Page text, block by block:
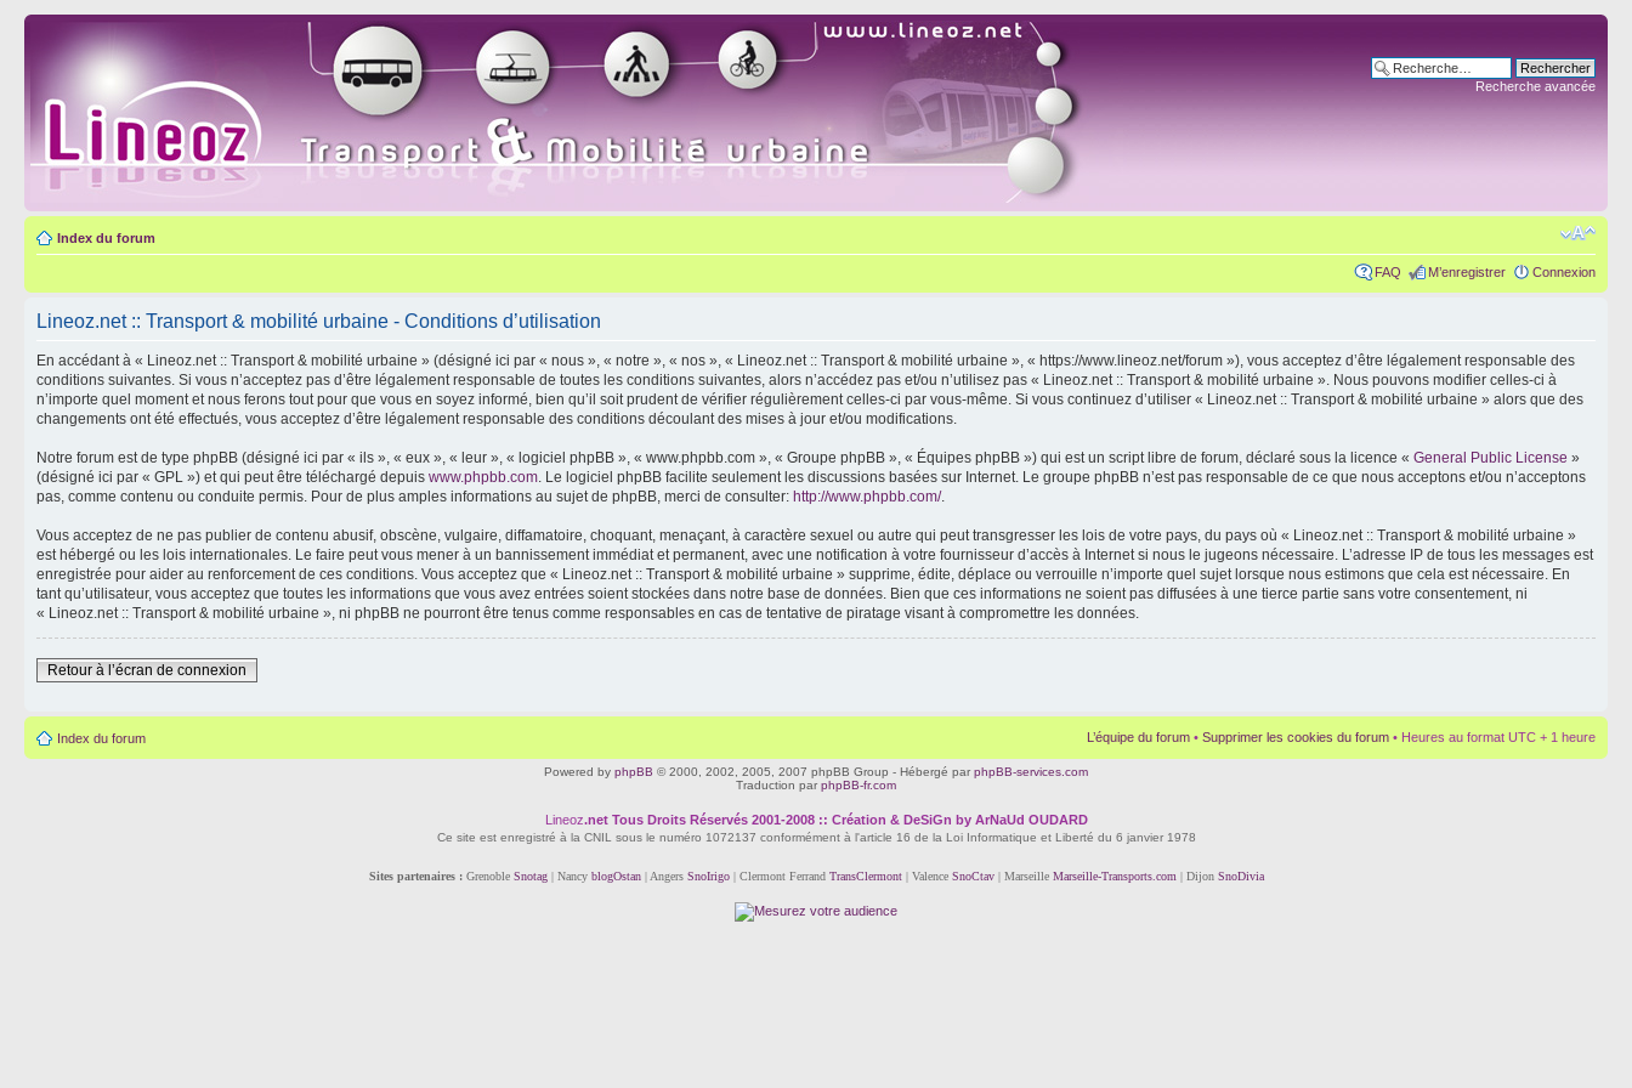
Recherche avancée
Index du forum
FAQ M’enregistrer Connexion
Lineoz.net :: Transport & mobilité urbaine - Conditions d’utilisation
En accédant à « Lineoz.net :: Transport & mobilité urbaine » (désigné ici par « nous », « notre », « nos », « Lineoz.net :: Transport & mobilité urbaine », « https://www.lineoz.net/forum »), vous acceptez d’être légalement responsable des
conditions suivantes. Si vous n’acceptez pas d’être légalement responsable de toutes les conditions suivantes, alors n’accédez pas et/ou n’utilisez pas « Lineoz.net :: Transport & mobilité urbaine ». Nous pouvons modifier celles-ci à
n’importe quel moment et nous ferons tout pour que vous en soyez informé, bien qu’il soit prudent de vérifier régulièrement celles-ci par vous-même. Si vous continuez d’utiliser « Lineoz.net :: Transport & mobilité urbaine » alors que des
changements ont été effectués, vous acceptez d’être légalement responsable des conditions découlant des mises à jour et/ou modifications.
Notre forum est de type phpBB (désigné ici par « ils », « eux », « leur », « logiciel phpBB », « www.phpbb.com », « Groupe phpBB », « Équipes phpBB ») qui est un script libre de forum, déclaré sous la licence « General Public License »
(désigné ici par « GPL ») et qui peut être téléchargé depuis www.phpbb.com. Le logiciel phpBB facilite seulement les discussions basées sur Internet. Le groupe phpBB n’est pas responsable de ce que nous acceptons et/ou n’acceptons
pas, comme contenu ou conduite permis. Pour de plus amples informations au sujet de phpBB, merci de consulter: http://www.phpbb.com/.
Vous acceptez de ne pas publier de contenu abusif, obscène, vulgaire, diffamatoire, choquant, menaçant, à caractère sexuel ou autre qui peut transgresser les lois de votre pays, du pays où « Lineoz.net :: Transport & mobilité urbaine »
est hébergé ou les lois internationales. Le faire peut vous mener à un bannissement immédiat et permanent, avec une notification à votre fournisseur d’accès à Internet si nous le jugeons nécessaire. L’adresse IP de tous les messages est
enregistrée pour aider au renforcement de ces conditions. Vous acceptez que « Lineoz.net :: Transport & mobilité urbaine » supprime, édite, déplace ou verrouille n’importe quel sujet lorsque nous estimons que cela est nécessaire. En
tant qu’utilisateur, vous acceptez que toutes les informations que vous avez entrées soient stockées dans notre base de données. Bien que ces informations ne soient pas diffusées à une tierce partie sans votre consentement, ni
« Lineoz.net :: Transport & mobilité urbaine », ni phpBB ne pourront être tenus comme responsables en cas de tentative de piratage visant à compromettre les données.
Retour à l’écran de connexion
Index du forum L’équipe du forum • Supprimer les cookies du forum • Heures au format UTC + 1 heure
Powered by phpBB © 2000, 2002, 2005, 2007 phpBB Group - Hébergé par phpBB-services.com
Traduction par phpBB-fr.com
Lineoz.netTous Droits Réservés 2001-2008 :: Création & DeSiGn by ArNaUd OUDARD
Ce site est enregistré à la CNIL sous le numéro 1072137 conformément à l'article 16 de la Loi Informatique et Liberté du 6 janvier 1978
Sites partenaires :Grenoble Snotag| Nancy blogOstan| Angers SnoIrigo| Clermont Ferrand TransClermont| Valence SnoCtav| Marseille Marseille-Transports.com | Dijon SnoDivia